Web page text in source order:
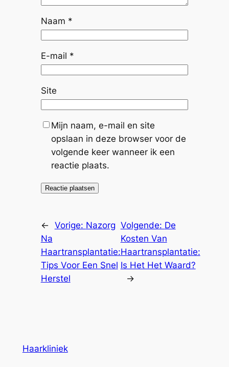
Naam *
E-mail *
Site
Mijn naam, e-mail en site
opslaan in deze browser voor de
volgende keer wanneer ik een
reactie plaats.
← Vorige: Nazorg
Na
Haartransplantatie:
Tips Voor Een Snel
Herstel
Volgende: De
Kosten Van
Haartransplantatie:
Is Het Het Waard?
→
Haarkliniek